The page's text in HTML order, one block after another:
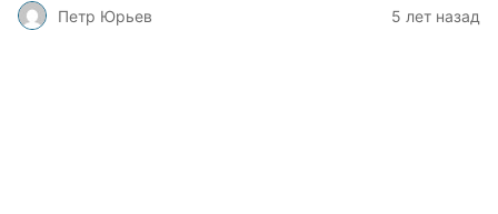
Петр Юрьев 5 лет назад